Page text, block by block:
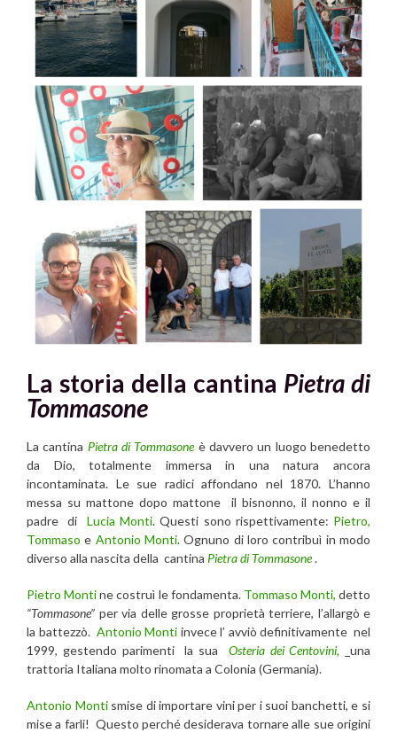
La storia della cantina Pietra di
Tommasone
La cantina Pietra di Tommasoneè davvero un luogo benedetto
da Dio, totalmente immersa in una natura ancora
incontaminata. Le sue radici affondano nel 1870. L’hanno
messa su mattone dopo mattone il bisnonno, il nonno e il
padre di Lucia Monti. Questi sono rispettivamente: Pietro,
Tommaso e Antonio Monti. Ognuno di loro contribuì in modo
diverso alla nascita della cantina Pietra di Tommasone.
Pietro Montine costruì le fondamenta. Tommaso Monti, detto
“Tommasone” per via delle grosse proprietà terriere, l’allargò e
la battezzò. Antonio Monti invece l’ avviò definitivamente nel
1999, gestendo parimenti la sua Osteria dei Centovini,
una
trattoria Italiana molto rinomata a Colonia (Germania).
Antonio Montismise di importare vini per i suoi banchetti, e si
mise a farli! Questo perché desiderava tornare alle sue origini